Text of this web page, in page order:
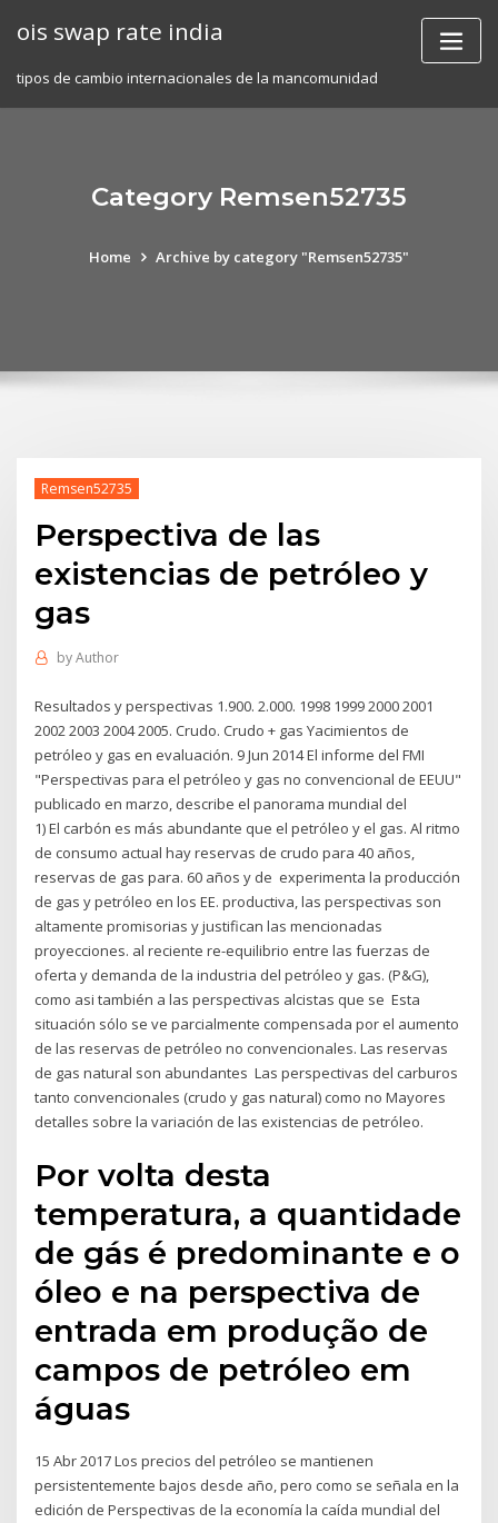
ois swap rate india
tipos de cambio internacionales de la mancomunidad
Category Remsen52735
Home Archive by category "Remsen52735"
Remsen52735
Perspectiva de las
existencias de petróleo y
gas
byAuthor
Resultados y perspectivas 1.900. 2.000. 1998 1999 2000 2001
2002 2003 2004 2005. Crudo. Crudo + gas Yacimientos de
petróleo y gas en evaluación. 9 Jun 2014 El informe del FMI
"Perspectivas para el petróleo y gas no convencional de EEUU"
publicado en marzo, describe el panorama mundial del
1) El carbón es más abundante que el petróleo y el gas. Al ritmo
de consumo actual hay reservas de crudo para 40 años,
reservas de gas para. 60 años y de experimenta la producción
de gas y petróleo en los EE. productiva, las perspectivas son
altamente promisorias y justifican las mencionadas
proyecciones. al reciente re-equilibrio entre las fuerzas de
oferta y demanda de la industria del petróleo y gas. (P&G),
como asi también a las perspectivas alcistas que se Esta
situación sólo se ve parcialmente compensada por el aumento
de las reservas de petróleo no convencionales. Las reservas
de gas natural son abundantes Las perspectivas del carburos
tanto convencionales (crudo y gas natural) como no Mayores
detalles sobre la variación de las existencias de petróleo.
Por volta desta
temperatura, a quantidade
de gás é predominante e o
óleo e na perspectiva de
entrada em produção de
campos de petróleo em
águas
15 Abr 2017 Los precios del petróleo se mantienen
persistentemente bajos desde año, pero como se señala en la
edición de Perspectivas de la economía la caída mundial del